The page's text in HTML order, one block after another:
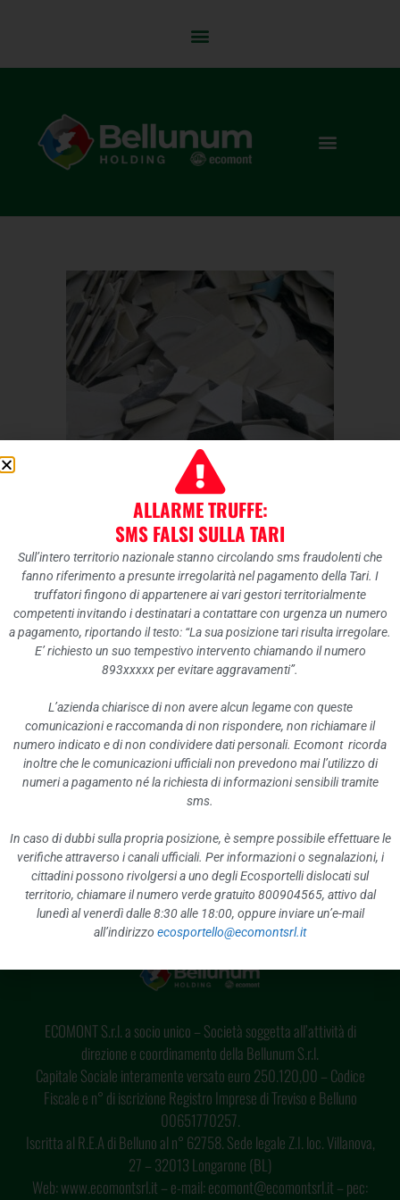
CARTONGESSO
ECOCENTRO AURONZO E
LONGARONE
E’ possibile conferire modiche quantità di
cartongesso da parte dei privati, derivante da
piccoli interventi di demolizione domestica
Longarone.
ECOMONT S.r.l. a socio unico – Società soggetta all’attività di
direzione e coordinamento della Bellunum S.r.l.
Capitale Sociale interamente versato euro 250.120,00 – Codice
Fiscale e n° di iscrizione Registro Imprese di Treviso e Belluno
00651770257.
Iscritta al R.E.A di Belluno al n° 62758. Sede legale Z.I. loc. Villanova,
27 – 32013 Longarone (BL)
Web: www.ecomontsrl.it – e-mail: ecomont@ecomontsrl.it – pec:
ALLARME TRUFFE:
SMS FALSI SULLA TARI
Sull’intero territorio nazionale stanno circolando sms fraudolenti che
fanno riferimento a presunte irregolarità nel pagamento della Tari. I
truffatori fingono di appartenere ai vari gestori territorialmente
competenti invitando i destinatari a contattare con urgenza un numero
a pagamento, riportando il testo: “La sua posizione tari risulta irregolare.
E’ richiesto un suo tempestivo intervento chiamando il numero
893xxxxx per evitare aggravamenti”.
L’azienda chiarisce di non avere alcun legame con queste
comunicazioni e raccomanda di non rispondere, non richiamare il
numero indicato e di non condividere dati personali. Ecomont ricorda
inoltre che le comunicazioni ufficiali non prevedono mai l’utilizzo di
numeri a pagamento né la richiesta di informazioni sensibili tramite
sms.
In caso di dubbi sulla propria posizione, è sempre possibile effettuare le
verifiche attraverso i canali ufficiali. Per informazioni o segnalazioni, i
cittadini possono rivolgersi a uno degli Ecosportelli dislocati sul
territorio, chiamare il numero verde gratuito 800904565, attivo dal
lunedì al venerdì dalle 8:30 alle 18:00, oppure inviare un’e-mail
all’indirizzo ecosportello@ecomontsrl.it